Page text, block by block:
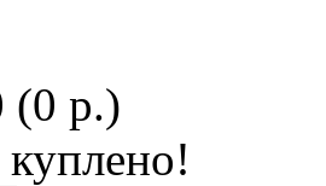
(0 р.)